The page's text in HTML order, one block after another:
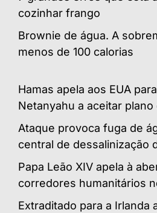
cozinhar frango
Brownie de água. A
menos de 100 calorias
Hamas apela aos EUA
Netanyahu a aceitar plano
Ataque provoca fuga de
central de dessalinização
Papa Leão XIV apela à
corredores humanitários
Extraditado para a Irlanda